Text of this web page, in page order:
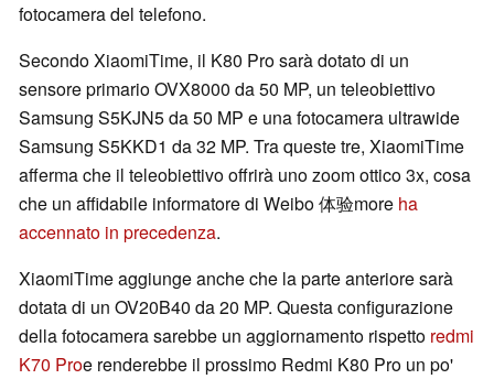
fotocamera del telefono.
Secondo XiaomiTime, il K80 Pro sarà dotato di un
sensore primario OVX8000 da 50 MP, un teleobiettivo
Samsung S5KJN5 da 50 MP e una fotocamera ultrawide
Samsung S5KKD1 da 32 MP. Tra queste tre, XiaomiTime
afferma che il teleobiettivo offrirà uno zoom ottico 3x, cosa
che un affidabile informatore di Weibo 体验more ha
accennato in precedenza.
XiaomiTime aggiunge anche che la parte anteriore sarà
dotata di un OV20B40 da 20 MP. Questa configurazione
della fotocamera sarebbe un aggiornamento rispetto redmi
K70 Proe renderebbe il prossimo Redmi K80 Pro un po'